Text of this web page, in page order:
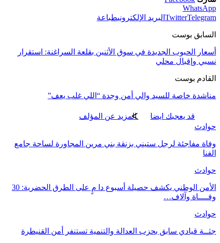
WhatsApp
TwitterTelegram البريد الإلكترونيطباعة
السابق بوست
أسعار الحبوب الجديدة في سوق الأثنين بقلعة السراغنة: استقرار
نسبي وإقبال محلي
القادم بوست
مناشدة خاصة للسيد والي أمن وجدة “اللي غلب يعف”
قد يعجبك ايضا
المزيد عن المؤلف
حوادث
وفاة مفاجئة لرجل ستيني بزنقة بني مرين المجاورة لساحة جامع
الفنا
حوادث
الأمن الوطني يكشف حصيلة أسبوع دا مٍ على الطرق الحضرية: 30
وفــــاة وآلاف…
حوادث
جثــة قيادي سابق بحزب العدالة والتنمية تستنفر أمن القنيطرة